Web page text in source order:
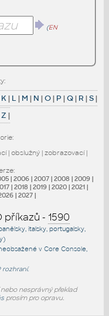
(EN
K| L | M | N |O| P |Q| R |S|
Z |
| obslužný| zobrazovací|
| 2006 | 2007 | 2008 | 2009 |
| 2018 | 2019 | 2020 | 2021 |
| 2027 |
příkazů - 1590
italsky, portugalsky,
v Core Console
rozhraní.
nesprávný překlad
prosím pro opravu.